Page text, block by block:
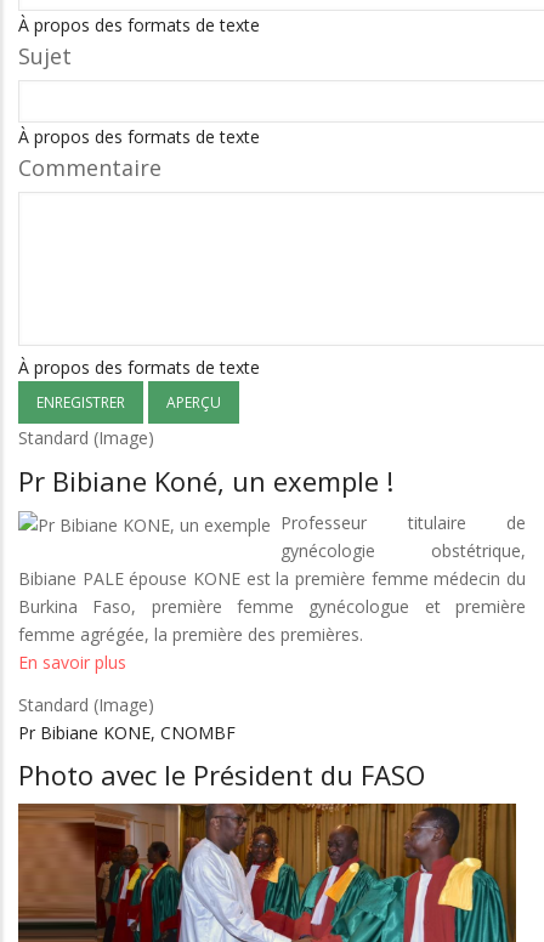
À propos des formats de texte
Sujet
À propos des formats de texte
Commentaire
À propos des formats de texte
Standard (Image)
Pr Bibiane Koné, un exemple !
Professeur titulaire de
gynécologie obstétrique,
Bibiane PALE épouse KONE est la première femme médecin du
Burkina Faso, première femme gynécologue et première
femme agrégée, la première des premières.
En savoir plus
Bibiane
Koné,
un
exemple
!
Standard (Image)
Pr Bibiane KONE, CNOMBF
Photo avec le Président du FASO